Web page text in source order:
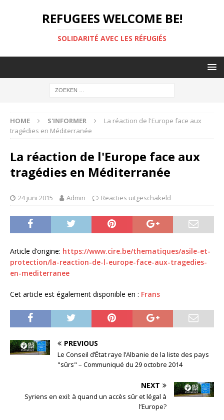
REFUGEES WELCOME BE!
SOLIDARITÉ AVEC LES RÉFUGIÉS
HOME S'INFORMER
La réaction de l'Europe face aux
tragédies en Méditerranée
La réaction de l'Europe face aux
tragédies en Méditerranée
24 juni 2015 Admin Reacties uitgeschakeld
Article d’origine: https://www.cire.be/thematiques/asile-et-
protection/la-reaction-de-l-europe-face-aux-tragedies-
en-mediterranee
Cet article est également disponible en : Frans
PREVIOUS
Le Conseil d’État raye l’Albanie de la liste des pays
"sûrs" – Communiqué du 29 octobre 2014
NEXT
Syriens en exil: à quand un accès sûr et légal à
l’Europe?